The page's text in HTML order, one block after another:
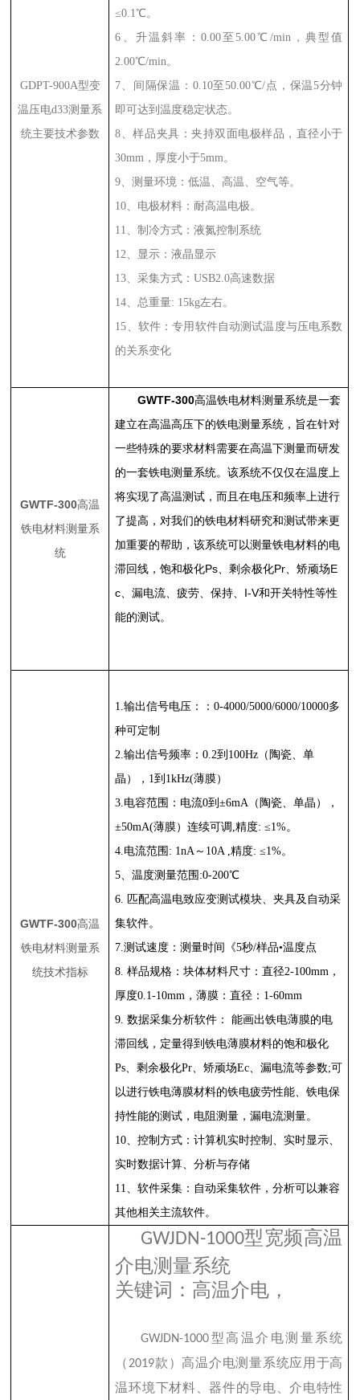
GDPT-900A型变
温压电d33测量系
统主要技术参数
≤0.1℃。
6 、升温斜率： 0.00至 5.00℃ /min ，典型值
2.00℃/min 。
7 、间隔保温： 0.10至 50.00℃/ 点，保温 5分钟
即可达到温度稳定状态。
8 、样品夹具：夹持双面电极样品，直径小于
30mm ，厚度小于5mm 。
9 、测量环境：低温、高温、空气等。
10 、电极材料：耐高温电极。
11
、制冷方式：液氮控制系统
12 、显示：液晶显示
13 、采集方式：USB2.0高速数据
14 、总重量: 15kg左右。
15 、软件：专用软件自动测试温度与压电系数
的关系变化
GWTF-300高温
铁电材料测量系
统
GWTF-300高温铁电材料测量系统是一套
建立在高温高压下的铁电测量系统，旨在针对
一些特殊的要求材料需要在高温下测量而研发
的一套铁电测量系统。该系统不仅仅在温度上
将实现了高温测试，而且在电压和频率上进行
了提高，对我们的铁电材料研究和测试带来更
加重要的帮助，该系统可以测量铁电材料的电
滞回线，饱和极化Ps 、剩余极化Pr 、矫顽场E
c 、漏电流、疲劳、保持、 I-V和开关特性等性
能的测试。
GWTF-300高温
铁电材料测量系
统技术指标
1.输出信号电压：：0-4000/5000/6000/10000多
种可定制
2.输出信号频率：0.2到 100Hz （陶瓷、单
晶）， 1到 1kHz(薄膜）
3. 电容范围：电流0到±6mA （陶瓷、单晶），
±50mA(薄膜）连续可调 ,精度:≤1%。
4. 电流范围 : 1nA ～ 10A ,精度:≤1%。
5 、温度测量范围 :0-200℃
6.
匹配高温电致应变测试模块、夹具及自动采
集软件。
7.测试速度：测量时间《5秒/样品•温度点
8.样品规格：块体材料尺寸：直径2-100mm ，
厚度0.1-10mm ，薄膜：直径： 1-60mm
9.数据采集分析软件： 能画出铁电薄膜的电
滞回线，定量得到铁电薄膜材料的饱和极化
Ps 、剩余极化Pr 、矫顽场Ec 、漏电流等参数;可
以进行铁电薄膜材料的铁电疲劳性能、铁电保
持性能的测试，电阻测量，漏电流测量。
10 、控制方式：计算机实时控制、实时显示、
实时数据计算、分析与存储
11
、软件采集：自动采集软件，分析可以兼容
其他相关主流软件。
GWJDN-1000型宽频高温
介电测量系统
关键词：高温介电，
GWJDN-1000型高温介电测量系统
（2019款）高温介电测量系统应用于高
温环境下材料、器件的导电、介电特性